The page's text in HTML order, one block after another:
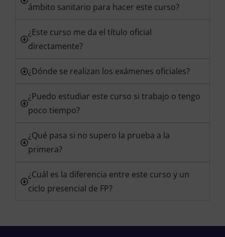
ámbito sanitario para hacer este curso?
¿Este curso me da el título oficial
directamente?
¿Dónde se realizan los exámenes oficiales?
¿Puedo estudiar este curso si trabajo o tengo
poco tiempo?
¿Qué pasa si no supero la prueba a la
primera?
¿Cuál es la diferencia entre este curso y un
ciclo presencial de FP?